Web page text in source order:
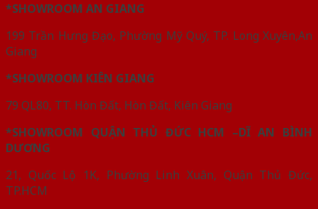
*SHOWROOM AN GIANG
199 Trần Hưng Đạo, Phường Mỹ Quý, TP. Long Xuyên,An
Giang
*SHOWROOM KIÊN GIANG
79 QL80, TT. Hòn Đất, Hòn Đất, Kiên Giang
*SHOWROOM QUẬN THỦ ĐỨC HCM –DĨ AN BÌNH
DƯƠNG
21, Quốc Lộ 1K, Phường Linh Xuân, Quận Thủ Đức,
TP.HCM